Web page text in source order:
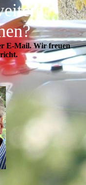
E-Mail. Wir freuen